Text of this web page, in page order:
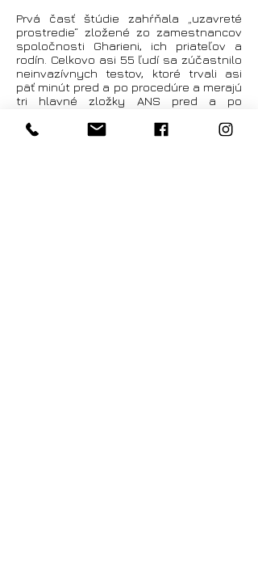
Prvá časť štúdie zahŕňala „uzavreté
prostredie“ zložené zo zamestnancov
spoločnosti Gharieni, ich priateľov a
rodín. Celkovo asi 55 ľudí sa zúčastnilo
neinvazívnych testov, ktoré trvali asi
päť minút pred a po procedúre a merajú
tri hlavné zložky ANS pred a po
Druhá časť štúdie bude prebiehať v